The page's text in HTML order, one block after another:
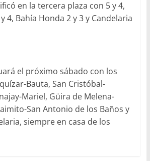
en la tercera plaza con 5 y 4,
4, Bahía Honda 2 y 3 y Candelaria
el próximo sábado con los
Bauta, San Cristóbal-
Mariel, Güira de Melena-
San Antonio de los Baños y
siempre en casa de los